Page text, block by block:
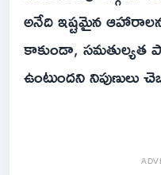
అనేది ఇష్టమైన
కాకుండా,
ఉంటుందని నిపుణులు